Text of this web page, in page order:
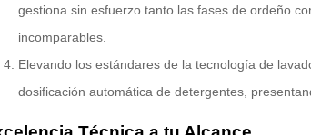
gestiona sin esfuerzo tanto las fases de ordeño
incomparables.
Elevando los estándares de la tecnología de
dosificación automática de detergentes,